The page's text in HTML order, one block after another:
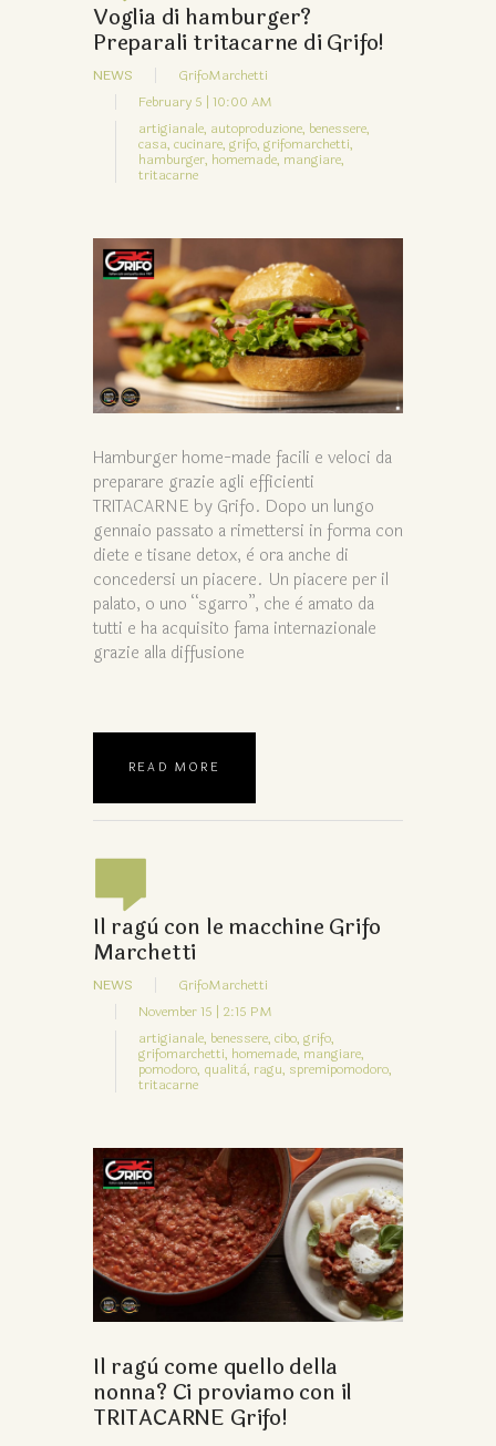
Voglia di hamburger?
Preparali tritacarne di Grifo!
NEWS
GrifoMarchetti
February 5 | 10:00 AM
artigianale, autoproduzione, benessere,
casa, cucinare, grifo, grifomarchetti,
hamburger, homemade, mangiare,
tritacarne
Hamburger home-made facili e veloci da
preparare grazie agli efficienti
TRITACARNE by Grifo. Dopo un lungo
gennaio passato a rimettersi in forma con
diete e tisane detox, è ora anche di
concedersi un piacere. Un piacere per il
palato, o uno “sgarro”, che è amato da
tutti e ha acquisito fama internazionale
grazie alla diffusione
READ MORE
Il ragù con le macchine Grifo
Marchetti
NEWS
GrifoMarchetti
November 15 | 2:15 PM
artigianale, benessere, cibo, grifo,
grifomarchetti, homemade, mangiare,
pomodoro, qualità, ragu, spremipomodoro,
tritacarne
Il ragù come quello della
nonna? Ci proviamo con il
TRITACARNE Grifo!